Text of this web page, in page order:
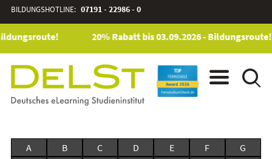
BILDUNGSHOTLINE: 07191 - 22986 - 0
20% Rabatt bis 03.09.2026 - Bildungsroute!
A B C D E F
G